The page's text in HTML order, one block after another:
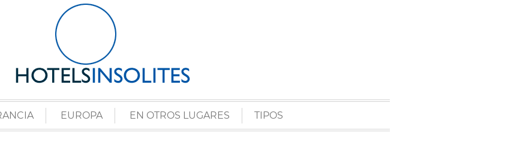
EUROPA EN OTROS LUGARES TIPOS